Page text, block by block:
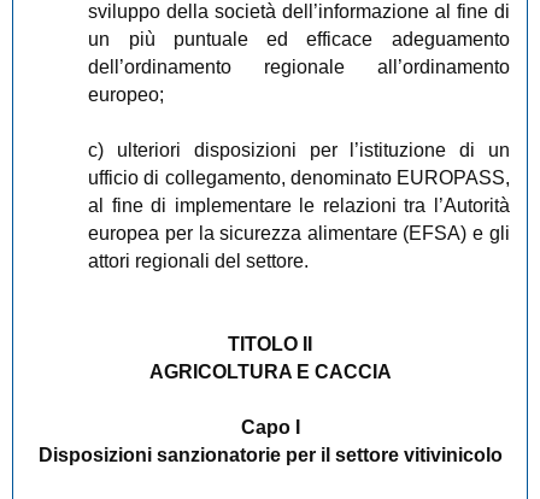
sviluppo della società dell’informazione al fine di
un più puntuale ed efficace adeguamento
dell’ordinamento regionale all’ordinamento
europeo;
c) ulteriori disposizioni per l’istituzione di un
ufficio di collegamento, denominato EUROPASS,
al fine di implementare le relazioni tra l’Autorità
europea per la sicurezza alimentare (EFSA) e gli
attori regionali del settore.
TITOLO II
AGRICOLTURA E CACCIA
Capo I
Disposizioni sanzionatorie per il settore vitivinicolo